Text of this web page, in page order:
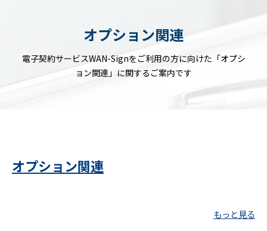
オプション関連
電子契約サービスWAN-Signをご利用の方に向けた「オプシ
ョン関連」に関するご案内です
オプション関連
もっと見る